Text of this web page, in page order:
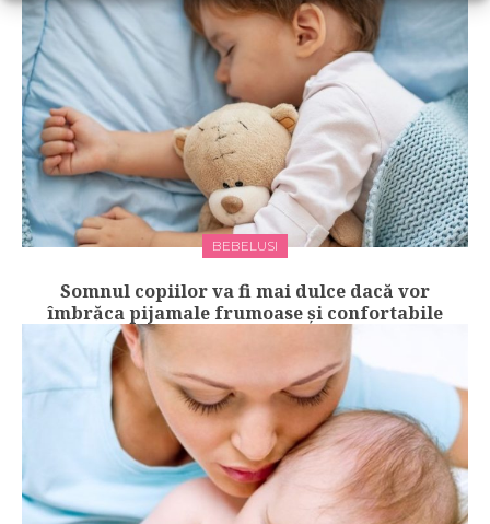
BEBELUSI
Somnul copiilor va fi mai dulce dacă vor
îmbrăca pijamale frumoase și confortabile